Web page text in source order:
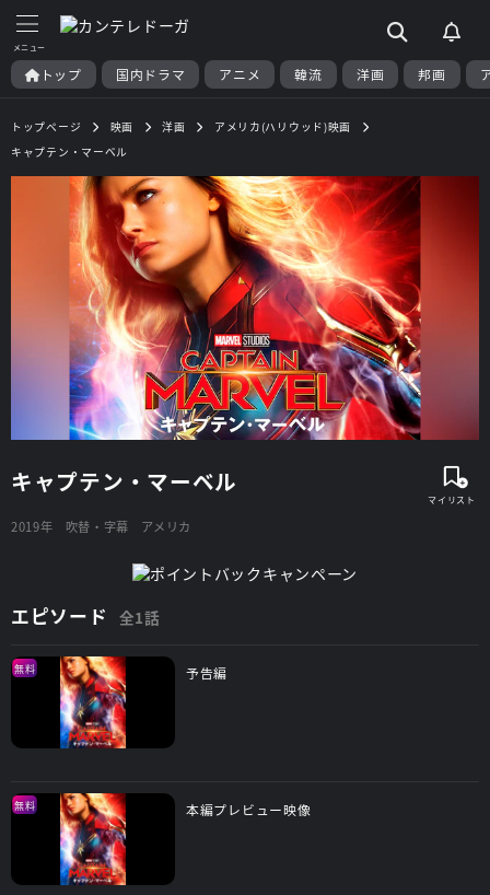
トップ 国内ドラマ アニメ 韓流 洋画 邦画
トップページ 映画 洋画
アメリカ(ハリウッド)映画
キャプテン・マーベル
キャプテン・マーベル
2019年 吹替・字幕 アメリカ
エピソード 全1話
無料 予告編
無料 本編プレビュー映像